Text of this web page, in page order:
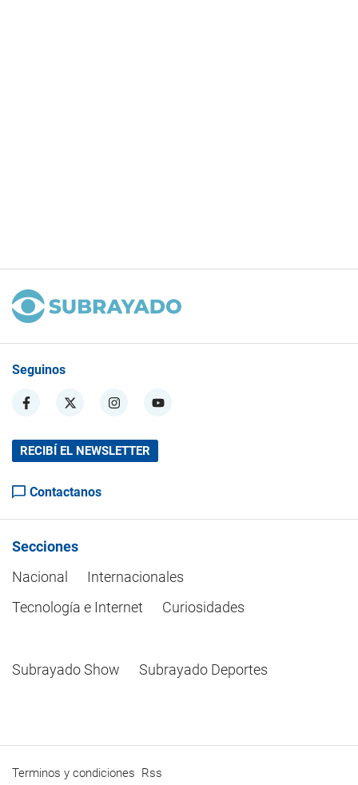
Seguinos
RECIBÍ EL NEWSLETTER
Contactanos
Secciones
Nacional
Internacionales
Tecnología e Internet
Curiosidades
Subrayado Show Subrayado Deportes
Terminos y condiciones Rss